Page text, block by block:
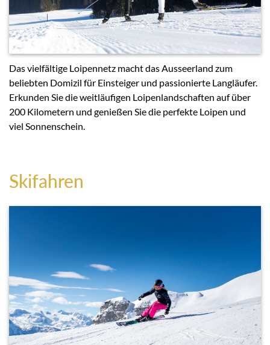
Das vielfältige Loipennetz macht das Ausseerland zum
beliebten Domizil für Einsteiger und passionierte Langläufer.
Erkunden Sie die weitläufigen Loipenlandschaften auf über
200 Kilometern und genießen Sie die perfekte Loipen und
viel Sonnenschein.
Skifahren